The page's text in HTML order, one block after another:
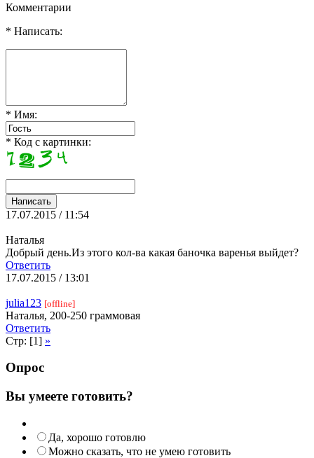
Комментарии
* Написать:
* Имя:
* Код с картинки:
17.07.2015 / 11:54
Наталья
Добрый день.Из этого кол-ва какая баночка варенья выйдет?
Ответить
17.07.2015 / 13:01
julia123 [offline]
Наталья, 200-250 граммовая
Ответить
Стр: [1] »
Опрос
Вы умеете готовить?
Да, хорошо готовлю
Можно сказать, что не умею готовить